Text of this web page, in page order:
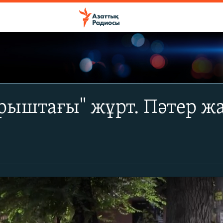
жұрт. Пәтер